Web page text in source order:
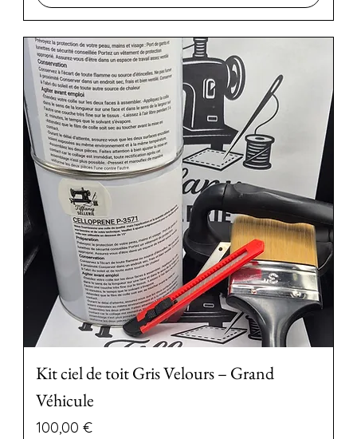
Kit ciel de toit Gris Velours – Grand
Véhicule
Precio
100,00 €